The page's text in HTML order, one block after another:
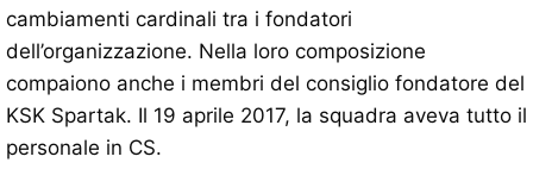
cambiamenti cardinali tra i fondatori
dell’organizzazione. Nella loro composizione
compaiono anche i membri del consiglio fondatore del
KSK Spartak. Il 19 aprile 2017, la squadra aveva tutto il
personale in CS.